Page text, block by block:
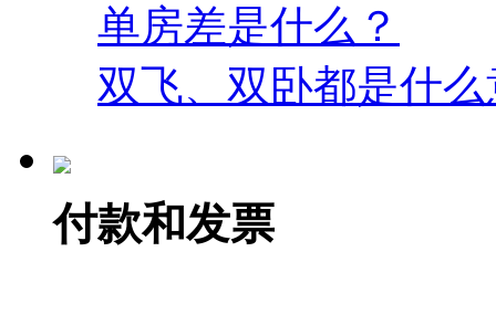
单房差是什么？
双飞、双卧都是什
付款和发票